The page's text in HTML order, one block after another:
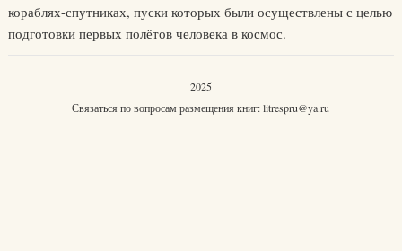
кораблях-спутниках, пуски которых были осуществлены с целью
подготовки первых полётов человека в космос.
2025
Связаться по вопросам размещения книг:litrespru@ya.ru